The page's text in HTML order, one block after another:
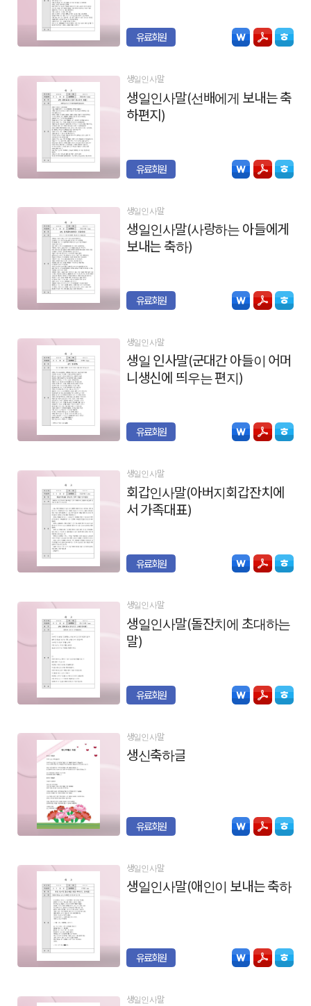
유료회원
생일인사말
생일인사말(선배에게 보내는 축
하편지)
유료회원
생일인사말
생일인사말(사랑하는 아들에게
보내는 축하)
유료회원
생일인사말
생일 인사말(군대간 아들이 어머
니생신에 띄우는 편지)
유료회원
생일인사말
회갑인사말(아버지회갑잔치에
서 가족대표)
유료회원
생일인사말
생일인사말(돌잔치에 초대하는
말)
유료회원
생일인사말
생신축하글
유료회원
생일인사말
생일인사말(애인이 보내는 축하)
유료회원
생일인사말